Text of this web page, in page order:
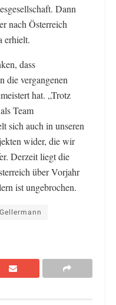
Dann
nach Österreich
erhielt.
dass
die vergangenen
hat. „Trotz
Team
sich auch in unseren
wider, die wir
Derzeit liegt die
über Vorjahr
ist ungebrochen.